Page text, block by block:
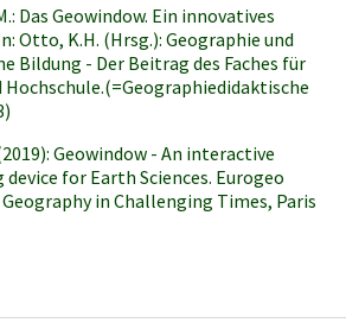
Das Geowindow. Ein innovatives
Otto, K.H. (Hrsg.): Geographie und
Bildung - Der Beitrag des Faches für
Hochschule.(=Geographiedidaktische
Geowindow - An interactive
for Earth Sciences. Eurogeo
in Challenging Times, Paris